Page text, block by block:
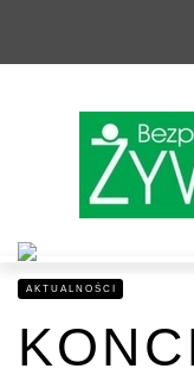
AKTUALNOŚCI